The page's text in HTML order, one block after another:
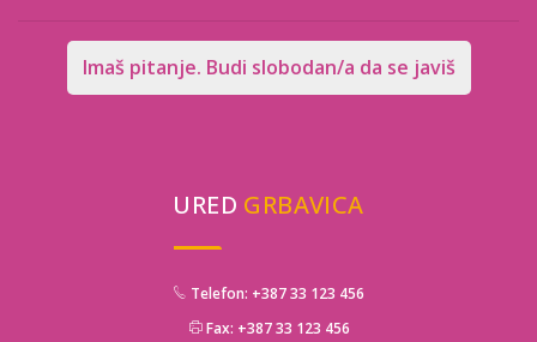
Imaš pitanje. Budi slobodan/a da se javiš
URED GRBAVICA
Telefon: +387 33 123 456
Fax: +387 33 123 456